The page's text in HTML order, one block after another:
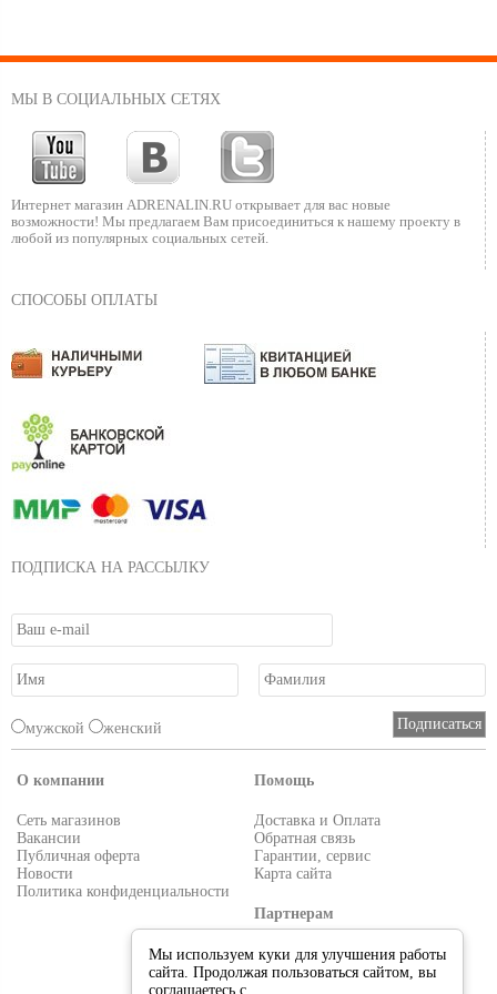
MR наилучшим образом способен продемонстрировать всю свою
жерехом. Так как эти подводные хищники, в наибольшей степени
привыкли потрудиться перед "перекусом", играя в догонялки с
будущей провизией, именно эта наживка удовлетворит их
мимолетный интерес. Рыболову же остается экспериментировать со
стилями и методами вываживания приманки в конкретных условиях
рыбного промысла. Итогом окажется недюжинный трофей средней
или крупной массы.
МЫ В СОЦИАЛЬНЫХ СЕТЯХ
Интернет магазин ADRENALIN.RU открывает для вас новые
возможности! Мы предлагаем Вам присоединиться к нашему проекту в
любой из популярных социальных сетей.
СПОСОБЫ ОПЛАТЫ
ПОДПИСКА НА РАССЫЛКУ
мужской женский
О компании
Сеть магазинов
Вакансии
Публичная оферта
Новости
Политика конфиденциальности
Помощь
Доставка и Оплата
Обратная связь
Гарантии, сервис
Карта сайта
Партнерам
Условия работы
Реквизиты
Мы используем куки для улучшения работы
сайта. Продолжая пользоваться сайтом, вы
соглашаетесь с